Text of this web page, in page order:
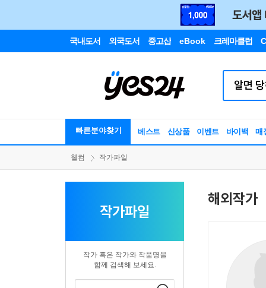
국내도서 외국도서 중고샵 eBook 크레마클럽
빠른분야찾기 베스트 신상품 이벤트 바이백 매
웰컴 작가파일
작가파일
작가 혹은 작가와 작품명을
함께 검색해 보세요.
해외작가